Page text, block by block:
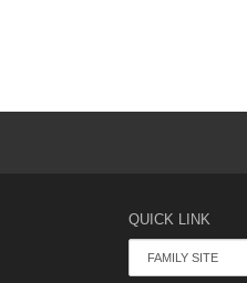
QUICK LINK